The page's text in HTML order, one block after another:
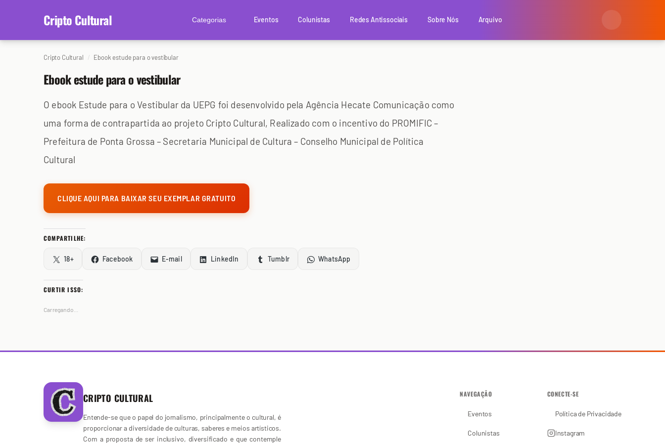
Cripto Cultural Categorias Eventos Colunistas Redes Antissociais Sobre Nós Arquivo
Cripto Cultural Ebook estude para o vestibular
Ebook estude para o vestibular
O ebook Estude para o Vestibular da UEPG foi desenvolvido pela Agência Hecate Comunicação como
uma forma de contrapartida ao projeto Cripto Cultural, Realizado com o incentivo do PROMIFIC –
Prefeitura de Ponta Grossa – Secretaria Municipal de Cultura – Conselho Municipal de Política
Cultural
CLIQUE AQUI PARA BAIXAR SEU EXEMPLAR GRATUITO
COMPARTILHE:
18+ Facebook E-mail LinkedIn Tumblr WhatsApp
CURTIR ISSO:
Carregando...
CRIPTO CULTURAL
Entende-se que o papel do jornalismo, principalmente o cultural, é
proporcionar a diversidade de culturas, saberes e meios artísticos.
Com a proposta de ser inclusivo, diversificado e que contemple
NAVEGAÇÃO
Eventos
Colunistas
CONECTE-SE
Política de Privacidade
Instagram